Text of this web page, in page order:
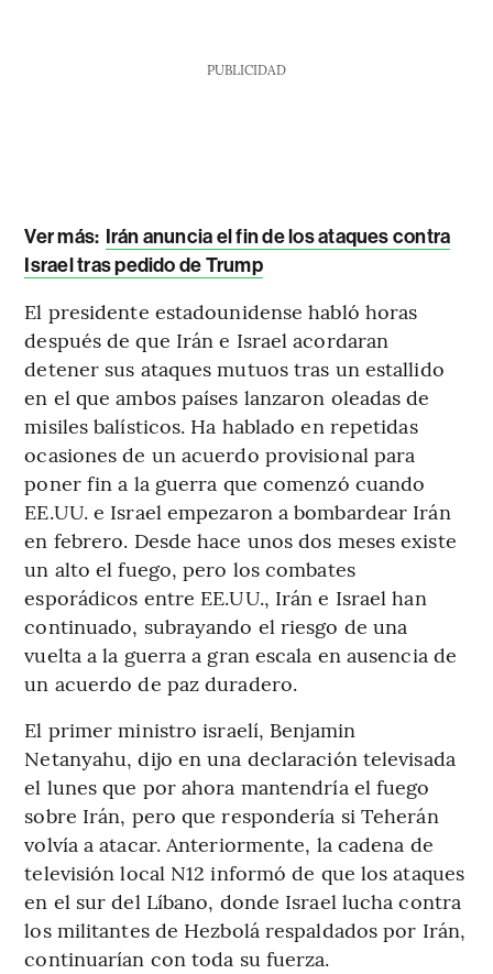
PUBLICIDAD
Ver más: Irán anuncia el fin de los ataques contra
Israel tras pedido de Trump
El presidente estadounidense habló horas
después de que Irán e Israel acordaran
detener sus ataques mutuos tras un estallido
en el que ambos países lanzaron oleadas de
misiles balísticos. Ha hablado en repetidas
ocasiones de un acuerdo provisional para
poner fin a la guerra que comenzó cuando
EE.UU. e Israel empezaron a bombardear Irán
en febrero. Desde hace unos dos meses existe
un alto el fuego, pero los combates
esporádicos entre EE.UU., Irán e Israel han
continuado, subrayando el riesgo de una
vuelta a la guerra a gran escala en ausencia de
un acuerdo de paz duradero.
El primer ministro israelí, Benjamin
Netanyahu, dijo en una declaración televisada
el lunes que por ahora mantendría el fuego
sobre Irán, pero que respondería si Teherán
volvía a atacar. Anteriormente, la cadena de
televisión local N12 informó de que los ataques
en el sur del Líbano, donde Israel lucha contra
los militantes de Hezbolá respaldados por Irán,
continuarían con toda su fuerza.